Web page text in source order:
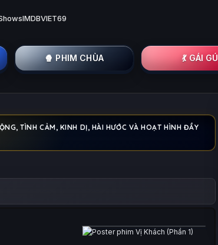
IMDBVIET69
🍿 PHIM CHÙA 💃 GÁI GÚ
TÌNH CẢM, KINH DỊ, HÀI HƯỚC VÀ HOẠT HÌNH ĐẦY